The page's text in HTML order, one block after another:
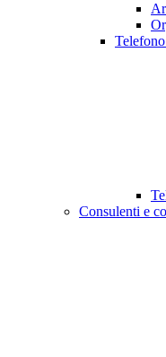
Consulenti e